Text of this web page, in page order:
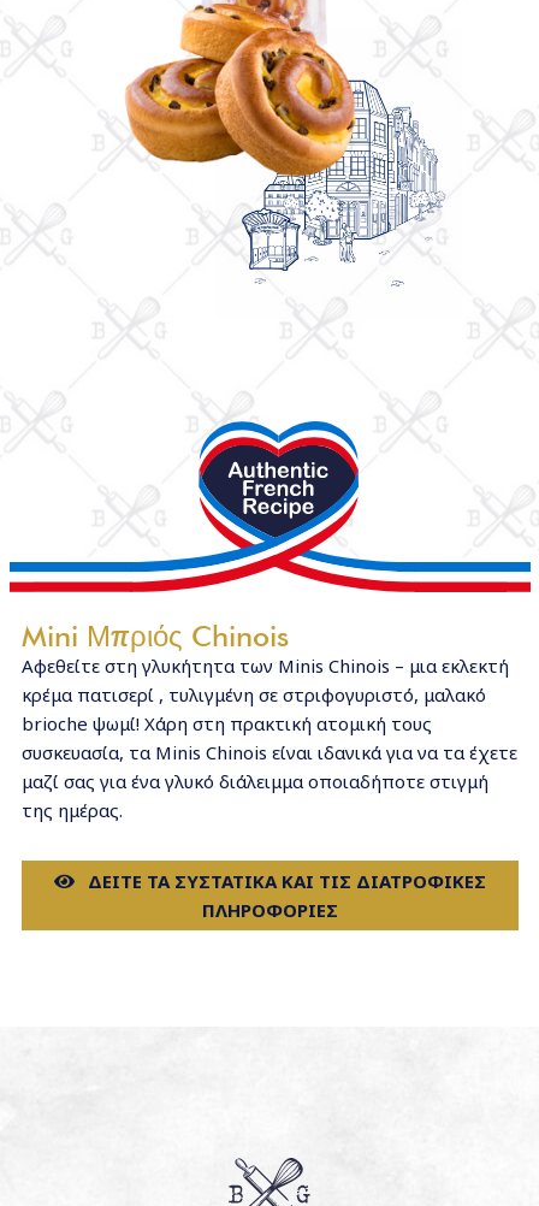
Mini Μπριός Chinois
Αφεθείτε στη γλυκήτητα των Minis Chinois – μια εκλεκτή
κρέμα πατισερί , τυλιγμένη σε στριφογυριστό, μαλακό
brioche ψωμί! Χάρη στη πρακτική ατομική τους
συσκευασία, τα Minis Chinois είναι ιδανικά για να τα έχετε
μαζί σας για ένα γλυκό διάλειμμα οποιαδήποτε στιγμή
της ημέρας.
ΔΕΊΤΕ ΤΑ ΣΥΣΤΑΤΙΚΆ ΚΑΙ ΤΙΣ ΔΙΑΤΡΟΦΙΚΈΣ
ΠΛΗΡΟΦΟΡΊΕΣ